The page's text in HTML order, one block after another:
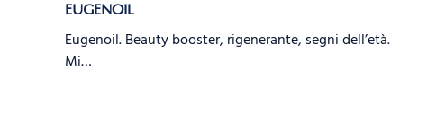
EUGENOIL
Eugenoil. Beauty booster, rigenerante, segni dell’età.
Mi…